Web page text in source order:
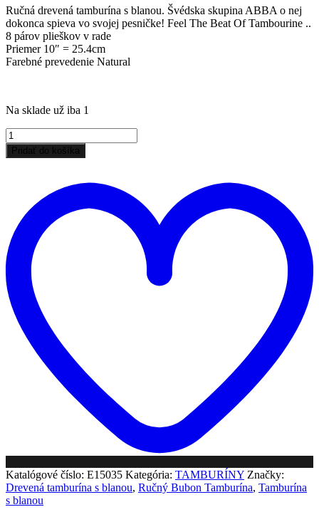
Ručná drevená tamburína s blanou. Švédska skupina ABBA o nej
dokonca spieva vo svojej pesničke! Feel The Beat Of Tambourine ..
8 párov plieškov v rade
Priemer 10″ = 25.4cm
Farebné prevedenie Natural
Na sklade už iba 1
množstvo
SKLADOM
Tamburína
plieškov
25.4cm
-
JIMMY
MARKET
SENICA
Pridať do košíka
Katalógové číslo: E15035 Kategória: TAMBURÍNY Značky:
Drevená tamburína s blanou, Ručný Bubon Tamburína, Tamburína
s blanou